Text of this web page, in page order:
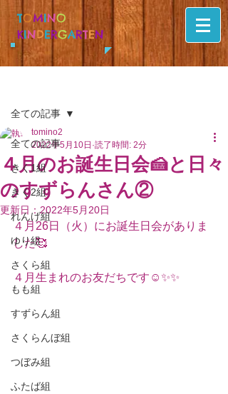
TOMINO
KINDERGARTEN
全ての記事
きく1組
きく2組
れんげ組
ゆり組
さくら組
もも組
すずらん組
さくらんぼ組
つぼみ組
ふたば組
全ての記事
４月のお誕生日会🍰と日々
のすずらんさん②
tomino2
2022年5月10日 読了時間: 2分
更新日：2022年5月20日
４月26日（火）にお誕生日会がありま
した🥰
４月生まれのお友だちです☺️✨✨